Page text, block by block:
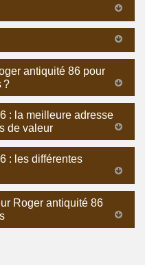
antiquité 86 pour
?
: la meilleure adresse
de valeur
: les différentes
Roger antiquité 86